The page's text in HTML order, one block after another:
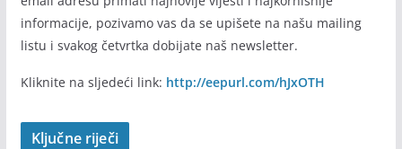
informacije, pozivamo vas da se upišete na našu mailing
listu i svakog četvrtka dobijate naš newsletter.
Kliknite na sljedeći link: http://eepurl.com/hJxOTH
Ključne riječi